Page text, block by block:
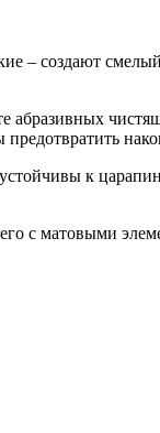
– создают
абразивных
к
с матовыми